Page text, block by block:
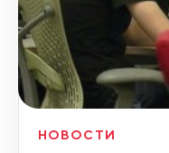
НОВОСТИ